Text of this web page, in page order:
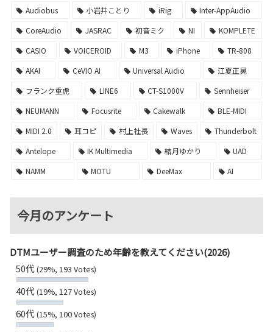
Audiobus
小岩井ことり iRig
Inter-AppAudio
CoreAudio
JASRAC 初音ミク NI
KOMPLETE
CASIO
VOICEROID M3 iPhone
TR-808
AKAI
CeVIO AI Universal Audio
江夏正晃
フランク重虎
LINE6 CT-S1000V
Sennheiser
NEUMANN
Focusrite Cakewalk
BLE-MIDI
MIDI 2.0
耳コピ 村上社長 Waves
Thunderbolt
Antelope
IK Multimedia 結月ゆかり
UAD
NAMM
MOTU DeeMax AI
今月のアンケート
DTMユーザー調査のため年齢を教えてください(2026)
50代(29%, 193 Votes)
40代(19%, 127 Votes)
60代(15%, 100 Votes)